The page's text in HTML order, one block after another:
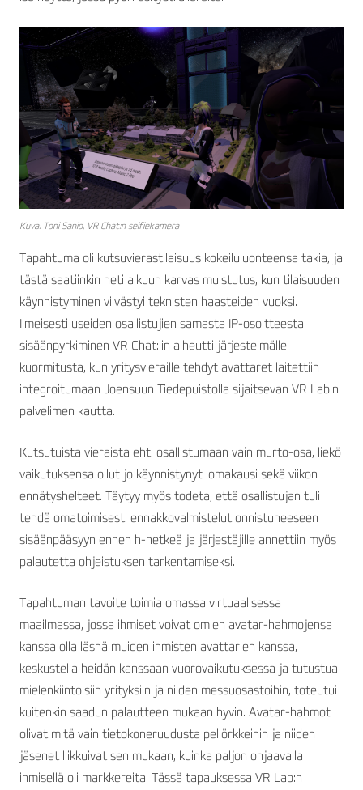
Kuva: Toni Sanio, VR Chat:n selfiekamera
Tapahtuma oli kutsuvierastilaisuus kokeiluluonteensa takia, ja
tästä saatiinkin heti alkuun karvas muistutus, kun tilaisuuden
käynnistyminen viivästyi teknisten haasteiden vuoksi.
Ilmeisesti useiden osallistujien samasta IP-osoitteesta
sisäänpyrkiminen VR Chat:iin aiheutti järjestelmälle
kuormitusta, kun yritysvieraille tehdyt avattaret laitettiin
integroitumaan Joensuun Tiedepuistolla sijaitsevan VR Lab:n
palvelimen kautta.
Kutsutuista vieraista ehti osallistumaan vain murto-osa, liekö
vaikutuksensa ollut jo käynnistynyt lomakausi sekä viikon
ennätyshelteet. Täytyy myös todeta, että osallistujan tuli
tehdä omatoimisesti ennakkovalmistelut onnistuneeseen
sisäänpääsyyn ennen h-hetkeä ja järjestäjille annettiin myös
palautetta ohjeistuksen tarkentamiseksi.
Tapahtuman tavoite toimia omassa virtuaalisessa
maailmassa, jossa ihmiset voivat omien avatar-hahmojensa
kanssa olla läsnä muiden ihmisten avattarien kanssa,
keskustella heidän kanssaan vuorovaikutuksessa ja tutustua
mielenkiintoisiin yrityksiin ja niiden messuosastoihin, toteutui
kuitenkin saadun palautteen mukaan hyvin. Avatar-hahmot
olivat mitä vain tietokoneruudusta peliörkkeihin ja niiden
jäsenet liikkuivat sen mukaan, kuinka paljon ohjaavalla
ihmisellä oli markkereita. Tässä tapauksessa VR Lab:n